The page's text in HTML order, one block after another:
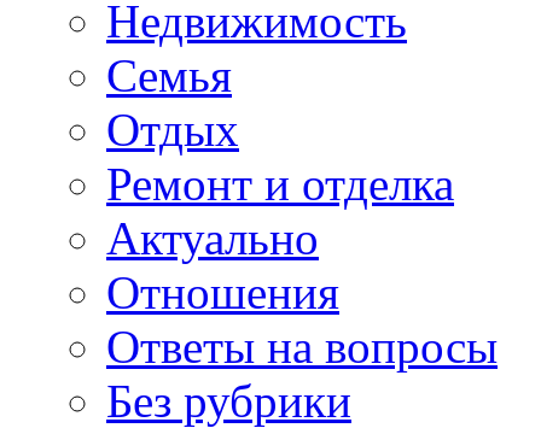
Недвижимость
Семья
Отдых
Ремонт и отделка
Актуально
Отношения
Ответы на вопросы
Без рубрики